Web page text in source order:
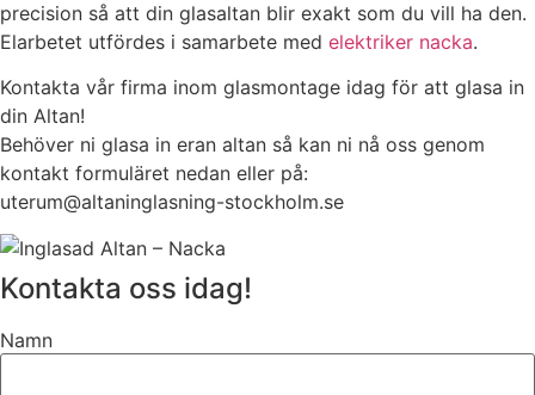
precision så att din glasaltan blir exakt som du vill ha den.
Elarbetet utfördes i samarbete med elektriker nacka.
Kontakta vår firma inom glasmontage idag för att glasa in
din Altan!
Behöver ni glasa in eran altan så kan ni nå oss genom
kontakt formuläret nedan eller på:
uterum@altaninglasning-stockholm.se
Kontakta oss idag!
Namn